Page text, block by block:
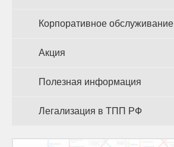
Корпоративное обслуживание
Акция
Полезная информация
Легализация в ТПП РФ